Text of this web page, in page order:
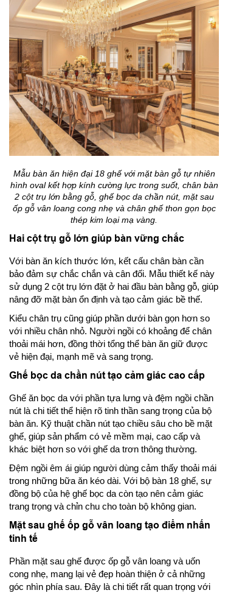
Mẫu bàn ăn hiện đại 18 ghế với mặt bàn gỗ tự nhiên
hình oval kết hợp kính cường lực trong suốt, chân bàn
2 cột trụ lớn bằng gỗ, ghế bọc da chần nút, mặt sau
ốp gỗ vân loang cong nhẹ và chân ghế thon gọn bọc
thép kim loại mạ vàng.
Hai cột trụ gỗ lớn giúp bàn vững chắc
Với bàn ăn kích thước lớn, kết cấu chân bàn cần
bảo đảm sự chắc chắn và cân đối. Mẫu thiết kế này
sử dụng 2 cột trụ lớn đặt ở hai đầu bàn bằng gỗ, giúp
nâng đỡ mặt bàn ổn định và tạo cảm giác bề thế.
Kiểu chân trụ cũng giúp phần dưới bàn gọn hơn so
với nhiều chân nhỏ. Người ngồi có khoảng để chân
thoải mái hơn, đồng thời tổng thể bàn ăn giữ được
vẻ hiện đại, mạnh mẽ và sang trọng.
Ghế bọc da chần nút tạo cảm giác cao cấp
Ghế ăn bọc da với phần tựa lưng và đệm ngồi chần
nút là chi tiết thể hiện rõ tinh thần sang trọng của bộ
bàn ăn. Kỹ thuật chần nút tạo chiều sâu cho bề mặt
ghế, giúp sản phẩm có vẻ mềm mại, cao cấp và
khác biệt hơn so với ghế da trơn thông thường.
Đệm ngồi êm ái giúp người dùng cảm thấy thoải mái
trong những bữa ăn kéo dài. Với bộ bàn 18 ghế, sự
đồng bộ của hệ ghế bọc da còn tạo nên cảm giác
trang trọng và chỉn chu cho toàn bộ không gian.
Mặt sau ghế ốp gỗ vân loang tạo điểm nhấn
tinh tế
Phần mặt sau ghế được ốp gỗ vân loang và uốn
cong nhẹ, mang lại vẻ đẹp hoàn thiện ở cả những
góc nhìn phía sau. Đây là chi tiết rất quan trọng với